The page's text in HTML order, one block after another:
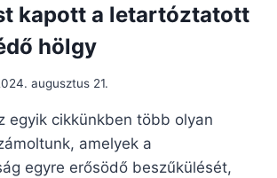
kapott a letartóztatott
hölgy
augusztus 21.
egyik cikkünkben több olyan
amelyek a
egyre erősödő beszűkülését,